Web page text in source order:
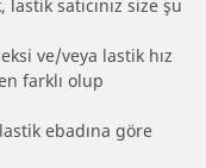
satıcınız size şu
ve/veya lastik hız
farklı olup
ebadına göre